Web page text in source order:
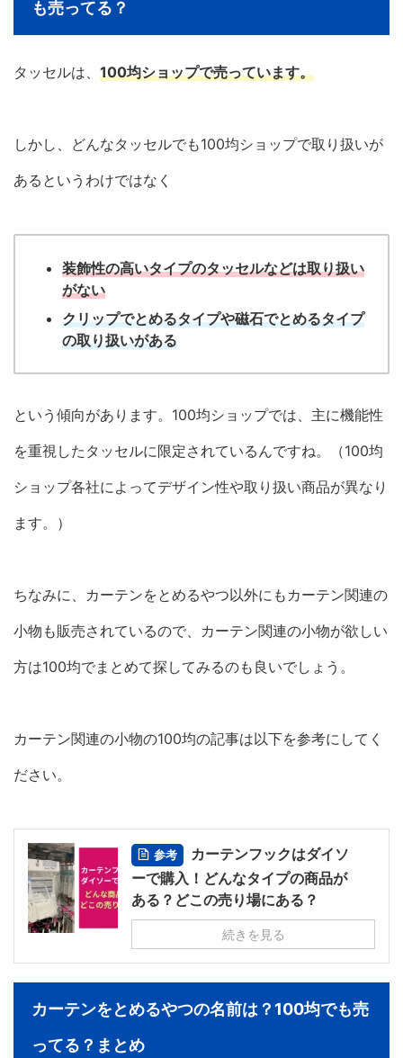
も売ってる？
タッセルは、 100均ショップで売っています。
しかし、どんなタッセルでも100均ショップで取り扱いが
あるというわけではなく
装飾性の高いタイプのタッセルなどは取り扱い
がない
クリップでとめるタイプや磁石でとめるタイプ
の取り扱いがある
という傾向があります。100均ショップでは、主に機能性
を重視したタッセルに限定されているんですね。（100均
ショップ各社によってデザイン性や取り扱い商品が異なり
ます。）
ちなみに、カーテンをとめるやつ以外にもカーテン関連の
小物も販売されているので、カーテン関連の小物が欲しい
方は100均でまとめて探してみるのも良いでしょう。
カーテン関連の小物の100均の記事は以下を参考にしてく
ださい。
参考
カーテンフックはダイソ
ーで購入！どんなタイプの商品が
ある？どこの売り場にある？
続きを見る
カーテンをとめるやつの名前は？100均でも売
ってる？まとめ